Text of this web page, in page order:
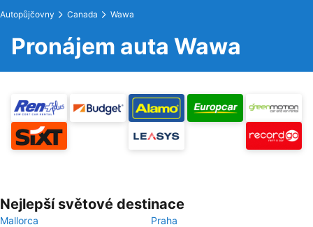
Autopůjčovny Canada Wawa
Pronájem auta Wawa
Nejlepší světové destinace
Mallorca
Praha